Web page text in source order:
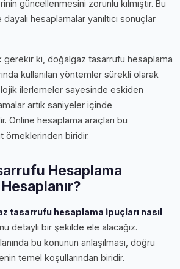
güncellenmesini zorunlu kılmıştır. Bu
hesaplamalar yanıltıcı sonuçlar
gerekir ki, doğalgaz tasarrufu hesaplama
kullanılan yöntemler sürekli olarak
ilerlemeler sayesinde eskiden
artık saniyeler içinde
Online hesaplama araçları bu
örneklerinden biridir.
Hesaplama
tasarrufu hesaplama i̇puçları nasıl
detaylı bir şekilde ele alacağız.
bu konunun anlaşılması, doğru
temel koşullarından biridir.